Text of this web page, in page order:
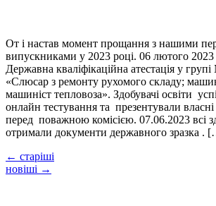
От і настав момент прощання з нашими
випускниками у 2023 році. 06 лютого 2023
Державна кваліфікаційна атестація у
«Слюсар з ремонту рухомого складу;
машиніст тепловоза». Здобувачі освіти
онлайн тестування та презентували власні
перед поважною комісією. 07.06.2023 всі
отримали документи державного зразка .
← старіші
новіші →